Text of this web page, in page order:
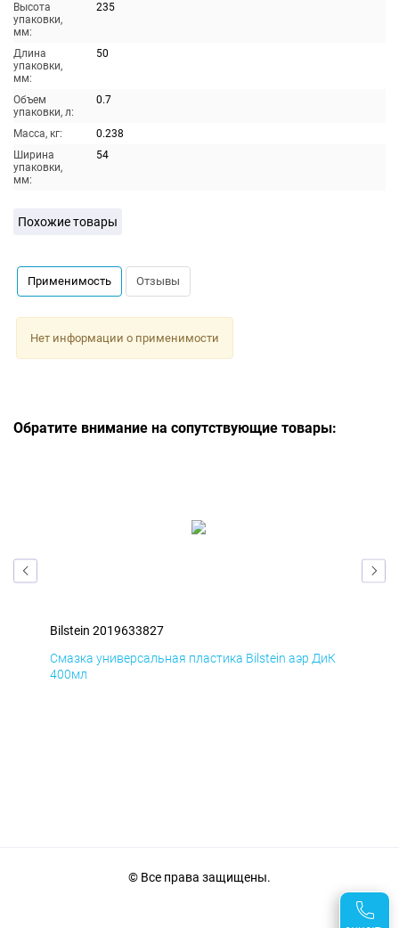
Высота
упаковки,
мм:
235
Длина
упаковки,
мм:
50
Объем
упаковки, л:
0.7
Масса, кг:
0.238
Ширина
упаковки,
мм:
54
Похожие товары
Применимость Отзывы
Нет информации о применимости
Обратите внимание на сопутствующие товары:
Bilstein 2019633827
Смазка универсальная пластика Bilstein аэр ДиК
400мл
© Все права защищены.